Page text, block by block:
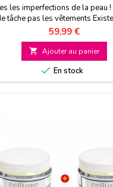
les imperfections de la peau
tâche pas les vêtements
Prix
59,99 €
 Ajouter au panier
 En stock